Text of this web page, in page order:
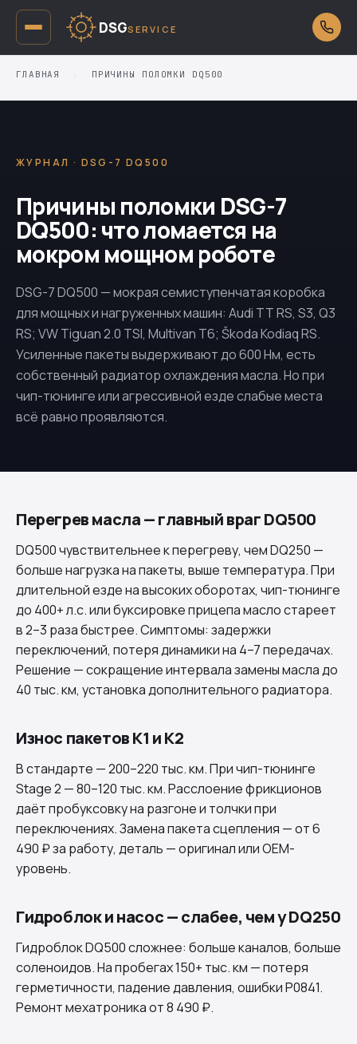
DSGSERVICE
ГЛАВНАЯ ПРИЧИНЫ ПОЛОМКИ DQ500
ЖУРНАЛ · DSG-7 DQ500
Причины поломки DSG-7
DQ500: что ломается на
мокром мощном роботе
DSG-7DQ500 — мокрая семиступенчатая коробка
для мощных и нагруженных машин: Audi TT RS, S3, Q3
RS; VW Tiguan 2.0 TSI, Multivan T6; Škoda Kodiaq RS.
Усиленные пакеты выдерживают до 600 Нм, есть
собственный радиатор охлаждения масла. Но при
чип-тюнинге или агрессивной езде слабые места
всё равно проявляются.
Перегрев масла — главный враг DQ500
DQ500чувствительнее к перегреву, чемDQ250 —
больше нагрузка на пакеты, выше температура. При
длительной езде на высоких оборотах, чип-тюнинге
до 400+ л.с. или буксировке прицепа масло стареет
в 2–3 раза быстрее. Симптомы: задержки
переключений, потеря динамики на 4–7 передачах.
Решение — сокращение интервала замены масла до
40 тыс. км, установка дополнительного радиатора.
Износ пакетов K1 и K2
В стандарте — 200–220 тыс. км. При чип-тюнинге
Stage 2 — 80–120 тыс. км. Расслоение фрикционов
даёт пробуксовку на разгоне и толчки при
переключениях. Замена пакета сцепления — от 6
490 ₽ за работу, деталь — оригинал или OEM-
уровень.
Гидроблок и насос — слабее, чем у DQ250
ГидроблокDQ500сложнее: больше каналов, больше
соленоидов. На пробегах 150+ тыс. км — потеря
герметичности, падение давления, ошибки P0841.
Ремонт мехатроника от 8 490 ₽.